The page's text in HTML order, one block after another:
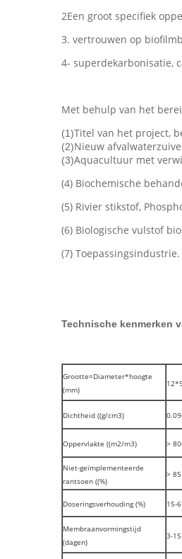
2Een groot specifiek
3. vertrouwen op
4- superdekarbonisatie,
Met behulp van het
(1)Titel van het project,
(2)Nieuw
(3)Aquacultuur met
(4) Biochemische
(5) Rivier stikstof,
(6) Biologische vulstof
(7) Toepassingsindustrie.
Technische kenmerken
Grootte=Diameter*hoogte
(mm)
Dichtheid ((g/cm3)
Oppervlakte ((m2/m3) >
Niet-geïmplementeerde
rantsoen ((%)
> 85
Doseringsverhouding (%) 15-
Membraanvormingstijd
(dagen)
3-15